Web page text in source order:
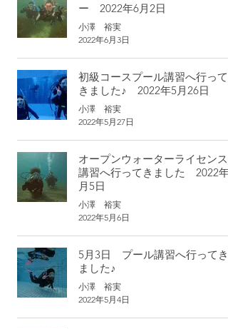
ー 2022年6月2日
小澤 裕実
2022年6月3日
初級コースプール講習へ行って
きました♪ 2022年5月26日
小澤 裕実
2022年5月27日
オープンウォーターライセンス
講習へ行ってきました 2022年5
月5日
小澤 裕実
2022年5月6日
5月3日 プール講習へ行ってき
ました♪
小澤 裕実
2022年5月4日